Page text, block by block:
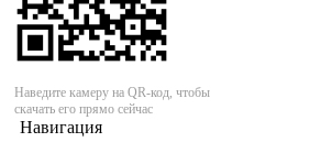
Наведите камеру на QR-код, чтобы
скачать его прямо сейчас
Навигация